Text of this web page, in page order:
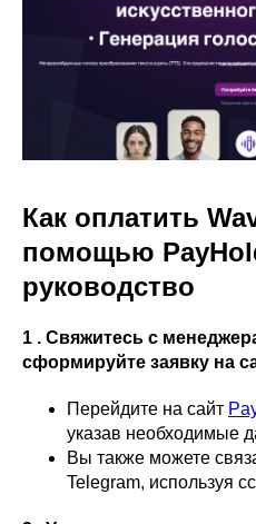
Как оплатить
помощью
руководство
1 . Свяжитесь с
сформируйте заявку на
Перейдите на сайт
указав необходимые
Вы также можете
Telegram, используя